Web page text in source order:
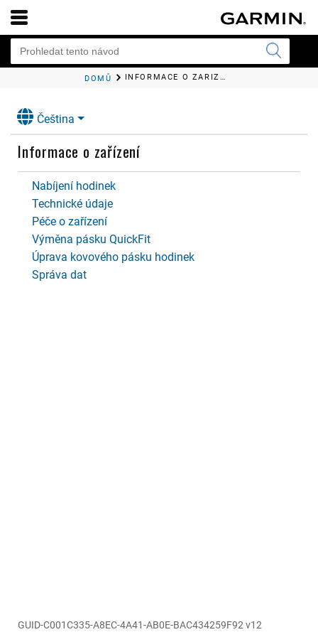
DOMŮ INFORMACE O ZAŘÍZENÍ
Čeština
Informace o zařízení
Nabíjení hodinek
Technické údaje
Péče o zařízení
Výměna pásku QuickFit
Úprava kovového pásku hodinek
Správa dat
GUID-C001C335-A8EC-4A41-AB0E-BAC434259F92 v12